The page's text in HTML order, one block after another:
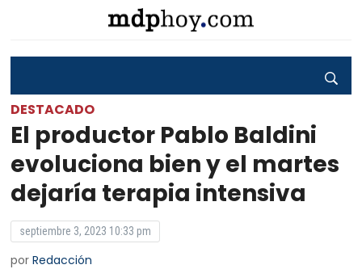
DESTACADO
El productor Pablo Baldini
evoluciona bien y el martes
dejaría terapia intensiva
septiembre 3, 2023 10:33 pm
porRedacción